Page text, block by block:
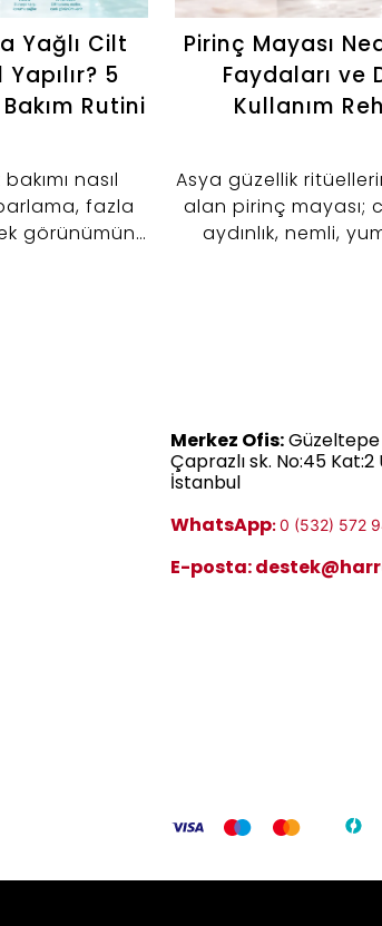
Yağlı Cilt
Yapılır? 5
Rutini
nasıl
fazla
görünümünü
Pirinç Mayası
Faydaları ve
Kullanım
Asya güzellik
alan pirinç mayası;
aydınlık, nemli,
görünümüne
yapmak
Merkez Ofis:
Çaprazlı sk. No:45
İstanbul
WhatsApp:0 (532) 572
E-posta: